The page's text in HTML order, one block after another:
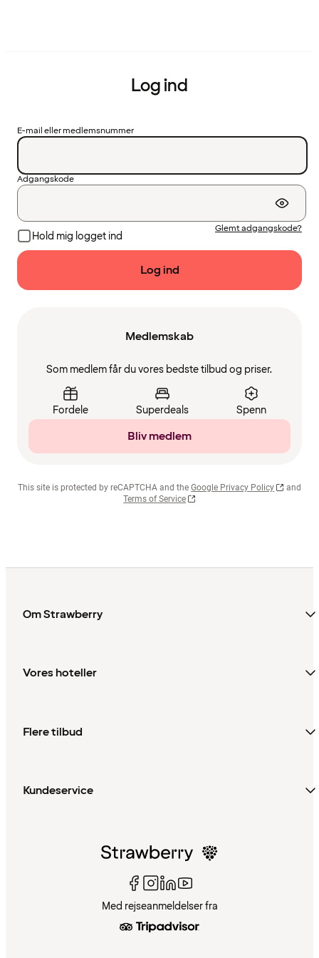
Log ind
E-mail eller medlemsnummer
Adgangskode
Hold mig logget ind
Glemt adgangskode?
Log ind
Medlemskab
Som medlem får du vores bedste tilbud og priser.
Fordele Superdeals Spenn
Bliv medlem
This site is protected by reCAPTCHA and the Google Privacy Policy
and
Terms of Service
Om Strawberry
Vores hoteller
Flere tilbud
Kundeservice
Med rejseanmeldelser fra